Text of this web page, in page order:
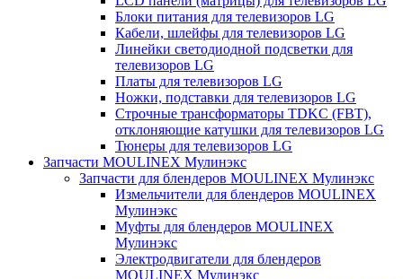
Блоки питания для телевизоров LG
Кабели, шлейфы для телевизоров LG
Линейки светодиодной подсветки для
телевизоров LG
Платы для телевизоров LG
Ножки, подставки для телевизоров LG
Строчные трансформаторы TDKC (FBT),
отклоняющие катушки для телевизоров LG
Тюнеры для телевизоров LG
Запчасти MOULINEX Мулинэкс
Запчасти для блендеров MOULINEX Мулинэкс
Измельчители для блендеров MOULINEX
Мулинэкс
Муфты для блендеров MOULINEX
Мулинэкс
Электродвигатели для блендеров
MOULINEX Мулинэкс